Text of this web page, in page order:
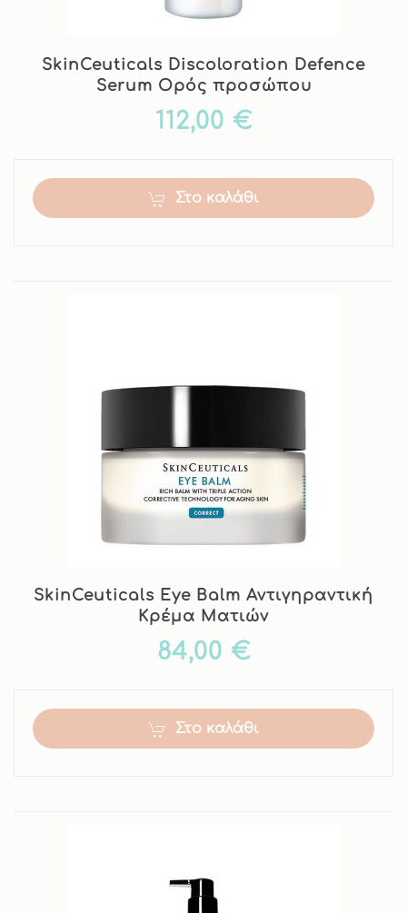
SkinCeuticals Discoloration Defence
Serum Oρός προσώπου
112,00 €
Στο καλάθι
SkinCeuticals Eye Balm Αντιγηραντική
Κρέμα Ματιών
84,00 €
Στο καλάθι